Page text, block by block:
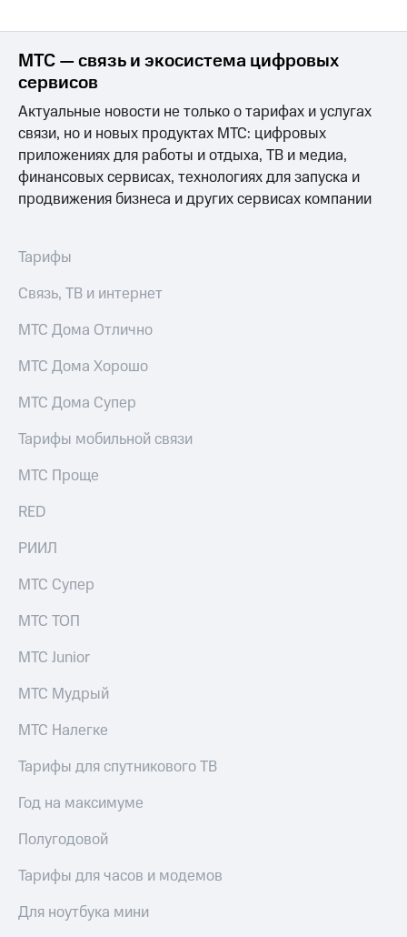
Программа
Порядок
выкупа
Дивиденды
Рынок
облигаций
Описание
Еврооблигации-2023
облигаций
Регистратор
Реквизиты
Контакты
развитие
деловая этика
На главную
МТС — связь и экосистема цифровых
сервисов
Актуальные новости не только о тарифах и услугах
связи, но и новых продуктах МТС: цифровых
приложениях для работы и отдыха, ТВ и медиа,
финансовых сервисах, технологиях для запуска и
продвижения бизнеса и других сервисах компании
Тарифы
Связь, ТВ и интернет
МТС Дома Отлично
МТС Дома Хорошо
МТС Дома Супер
Тарифы мобильной связи
МТС Проще
RED
РИИЛ
МТС Супер
МТС ТОП
МТС Junior
МТС Мудрый
МТС Налегке
Тарифы для спутникового ТВ
Год на максимуме
Полугодовой
Тарифы для часов и модемов
Для ноутбука мини